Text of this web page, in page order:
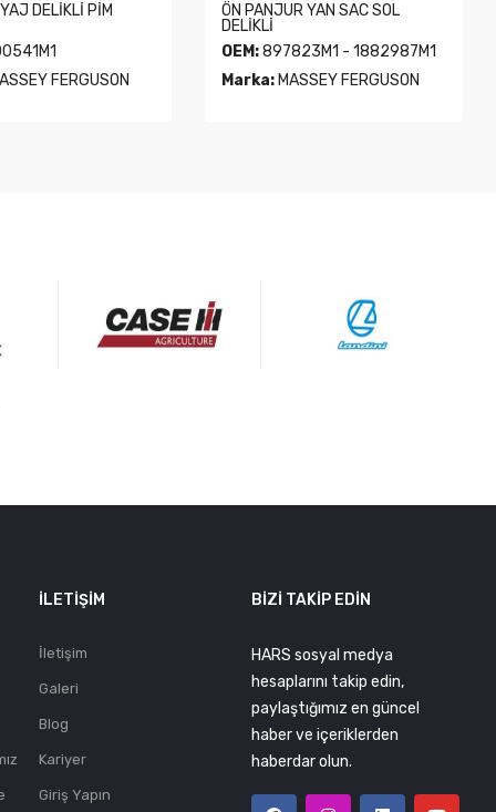
DELİKLİ PİM
FERGUSON
ÖN PANJUR YAN SAC SOL
DELİKLİ
OEM:897823M1 - 1882987M1
Marka: MASSEY FERGUSON
İLETIŞIM
İletişim
Galeri
Blog
Kariyer
Giriş Yapın
BIZI TAKIP EDIN
HARS sosyal medya
hesaplarını takip edin,
paylaştığımız en güncel
haber ve içeriklerden
haberdar olun.